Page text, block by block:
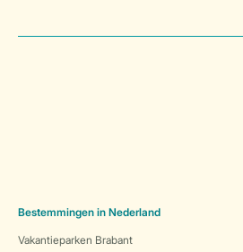
Bestemmingen in Nederland
Vakantieparken Brabant